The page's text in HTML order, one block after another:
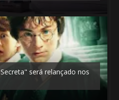
será relançado nos
🎂
⚡